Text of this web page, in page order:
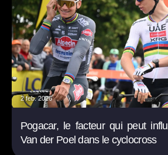
2 feb. 2026
Pogacar, le facteur qui peut
Van der Poel dans le cyclocross